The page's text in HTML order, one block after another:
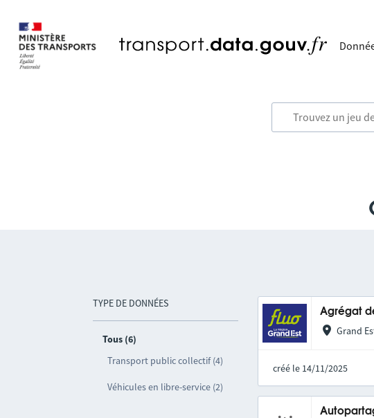
TYPE DE DONNÉES
Tous (6)
Transport public collectif (4)
Véhicules en libre-service (2)
Agrégat
Grand
créé le 14/11/2025